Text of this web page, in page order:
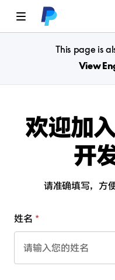
This page is
View
欢迎加
开
请准确填写，方
姓名